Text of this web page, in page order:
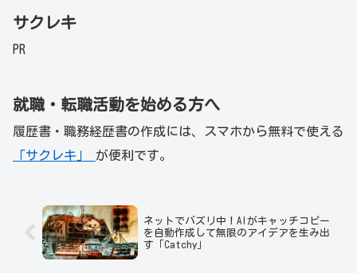
サクレキ
PR
就職・転職活動を始める方へ
履歴書・職務経歴書の作成には、スマホから無料で使える
「サクレキ」 が便利です。
ネットでバズリ中！AIがキャッチコピー
を自動作成して無限のアイデアを生み出
す「Catchy」